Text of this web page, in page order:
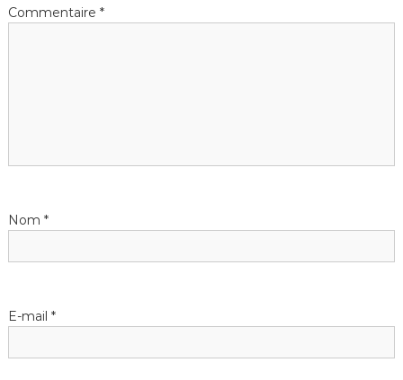
Commentaire *
Nom *
E-mail *